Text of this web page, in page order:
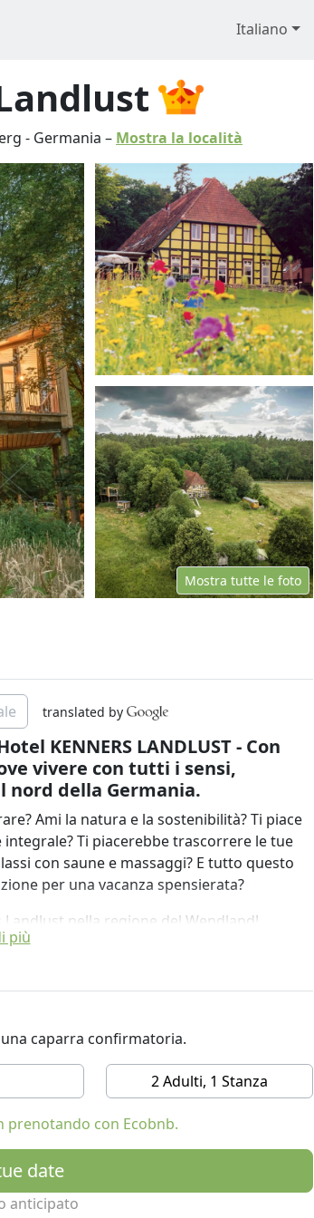
Italiano
- Germania – Mostra la località
Mostra tutte le foto
translated by
KENNERS LANDLUST - Con
vivere con tutti i sensi,
nord della Germania.
Ami la natura e la sostenibilità? Ti piace
Ti piacerebbe trascorrere le tue
con saune e massaggi? E tutto questo
per una vacanza spensierata?
nella regione del Wendland!
te stesso. La tua casa lontano da casa
e fughe speciali. Che si tratti delle
case sugli alberi o delle suite
rendono ogni soggiorno una piccola
o semplicemente staccare la spina, sei nel
luminose e dispongono di un nido
più
caparra confirmatoria.
2 Adulti, 1 Stanza
prenotando con Ecobnb.
date
anticipato